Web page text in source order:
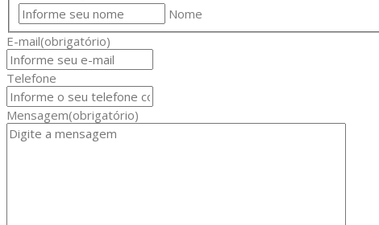
Nome
E-mail(obrigatório)
Telefone
Mensagem(obrigatório)